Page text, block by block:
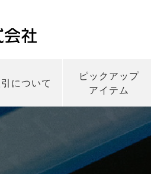
について
ピックアップ
アイテム